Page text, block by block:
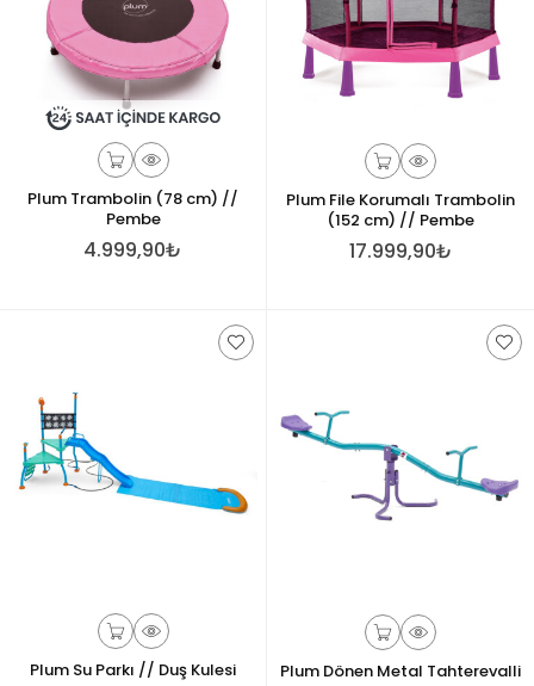
Plum Trambolin (78 cm) //
Pembe
4.999,90₺
Plum File Korumalı Trambolin
(152 cm) // Pembe
17.999,90₺
Plum Su Parkı // Duş Kulesi Plum Dönen Metal Tahterevalli